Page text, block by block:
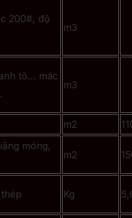
200#, độ
m3
tô… mác
m3
m2
móng,
m2
Kg